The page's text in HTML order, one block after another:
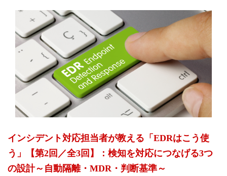
インシデント対応担当者が教える「EDRはこう使
う」【第2回／全3回】：検知を対応につなげる3つ
の設計～自動隔離・MDR・判断基準～